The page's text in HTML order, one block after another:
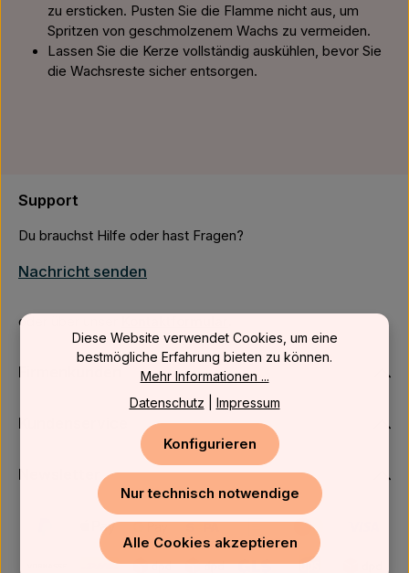
zu ersticken. Pusten Sie die Flamme nicht aus, um
Spritzen von geschmolzenem Wachs zu vermeiden.
Lassen Sie die Kerze vollständig auskühlen, bevor Sie
die Wachsreste sicher entsorgen.
Support
Du brauchst Hilfe oder hast Fragen?
Nachricht senden
oder über unser
Firmenkunden
Kundenservice
Newsletter
Diese Website verwendet Cookies, um eine
bestmögliche Erfahrung bieten zu können.
Mehr Informationen ...
Datenschutz
Impressum
Nur technisch notwendige
Konfigurieren
Alle Cookies akzeptieren